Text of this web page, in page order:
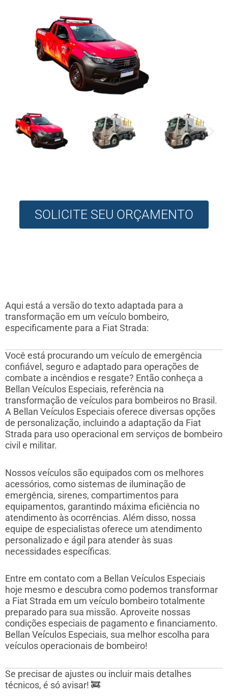
SOLICITE SEU ORÇAMENTO
Aqui está a versão do texto adaptada para a
transformação em um veículo bombeiro,
especificamente para a Fiat Strada:
Você está procurando um veículo de emergência
confiável, seguro e adaptado para operações de
combate a incêndios e resgate? Então conheça a
Bellan Veículos Especiais, referência na
transformação de veículos para bombeiros no Brasil.
A Bellan Veículos Especiais oferece diversas opções
de personalização, incluindo a adaptação da Fiat
Strada para uso operacional em serviços de bombeiro
civil e militar.
Nossos veículos são equipados com os melhores
acessórios, como sistemas de iluminação de
emergência, sirenes, compartimentos para
equipamentos, garantindo máxima eficiência no
atendimento às ocorrências. Além disso, nossa
equipe de especialistas oferece um atendimento
personalizado e ágil para atender às suas
necessidades específicas.
Entre em contato com a Bellan Veículos Especiais
hoje mesmo e descubra como podemos transformar
a Fiat Strada em um veículo bombeiro totalmente
preparado para sua missão. Aproveite nossas
condições especiais de pagamento e financiamento.
Bellan Veículos Especiais, sua melhor escolha para
veículos operacionais de bombeiro!
Se precisar de ajustes ou incluir mais detalhes
técnicos, é só avisar! 🚒